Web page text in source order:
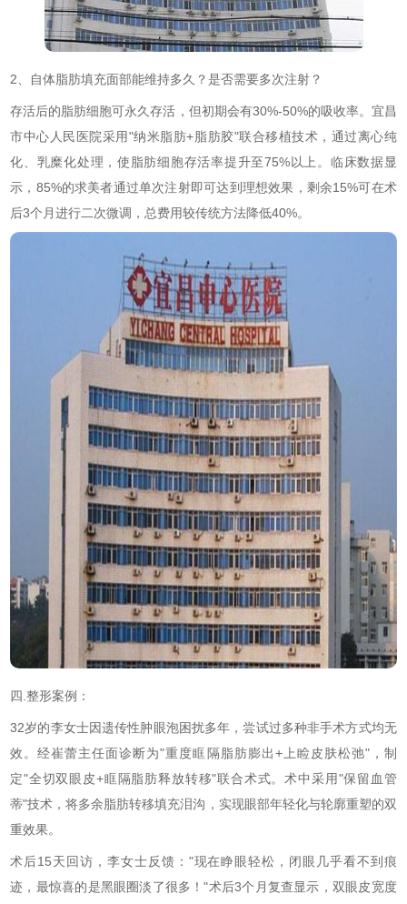
2、自体脂肪填充面部能维持多久？是否需要多次注射？
存活后的脂肪细胞可永久存活，但初期会有30%-50%的吸收率。宜昌
市中心人民医院采用"纳米脂肪+脂肪胶"联合移植技术，通过离心纯
化、乳糜化处理，使脂肪细胞存活率提升至75%以上。临床数据显
示，85%的求美者通过单次注射即可达到理想效果，剩余15%可在术
后3个月进行二次微调，总费用较传统方法降低40%。
四.整形案例：
32岁的李女士因遗传性肿眼泡困扰多年，尝试过多种非手术方式均无
效。经崔蕾主任面诊断为"重度眶隔脂肪膨出+上睑皮肤松弛"，制
定"全切双眼皮+眶隔脂肪释放转移"联合术式。术中采用"保留血管
蒂"技术，将多余脂肪转移填充泪沟，实现眼部年轻化与轮廓重塑的双
重效果。
术后15天回访，李女士反馈："现在睁眼轻松，闭眼几乎看不到痕
迹，最惊喜的是黑眼圈淡了很多！"术后3个月复查显示，双眼皮宽度